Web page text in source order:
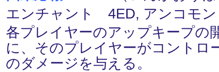
エンチャント 4ED, アンコモン
各プレイヤーのアップキープの
に、そのプレイヤーがコントロ
のダメージを与える。